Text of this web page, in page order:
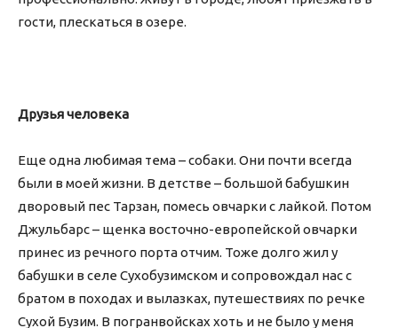
гости, плескаться в озере.
Друзья человека
Еще одна любимая тема – собаки. Они почти всегда
были в моей жизни. В детстве – большой бабушкин
дворовый пес Тарзан, помесь овчарки с лайкой. Потом
Джульбарс – щенка восточно-европейской овчарки
принес из речного порта отчим. Тоже долго жил у
бабушки в селе Сухобузимском и сопровождал нас с
братом в походах и вылазках, путешествиях по речке
Сухой Бузим. В погранвойсках хоть и не было у меня